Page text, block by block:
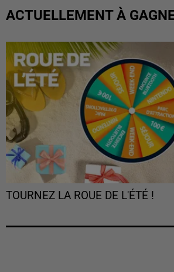
ACTUELLEMENT À
TOURNEZ LA ROUE DE L'ÉTÉ !